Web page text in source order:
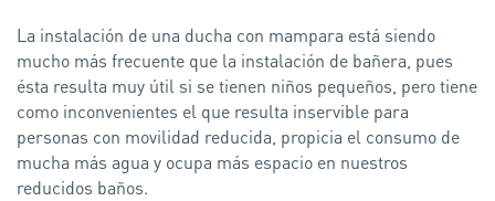
La instalación de una ducha con mampara está siendo
mucho más frecuente que la instalación de bañera, pues
ésta resulta muy útil si se tienen niños pequeños, pero tiene
como inconvenientes el que resulta inservible para
personas con movilidad reducida, propicia el consumo de
mucha más agua y ocupa más espacio en nuestros
reducidos baños.